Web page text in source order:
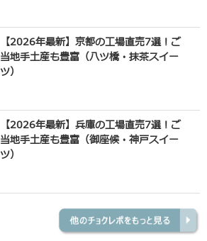
【2026年最新】京都の工場直売7選！ご
当地手土産も豊富（八ツ橋・抹茶スイー
ツ）
【2026年最新】兵庫の工場直売7選！ご
当地手土産も豊富（御座候・神戸スイー
ツ）